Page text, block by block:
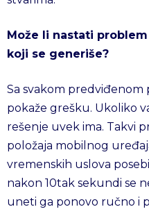
Može li nastati
koji se generiše?
Sa svakom
pokaže grešku. Ukoliko
rešenje uvek ima. Takvi
položaja mobilnog
vremenskih uslova
nakon 10tak sekundi se
uneti ga ponovo ručno i